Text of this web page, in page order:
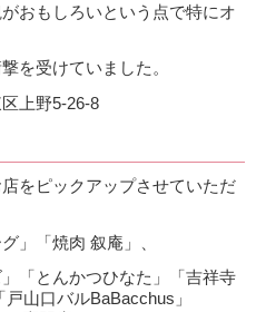
おもしろいという点で特にオ
を受けていました。
上野5-26-8
をピックアップさせていただ
」「焼肉 叙庵」、
「とんかつひなた」「吉祥寺
山口バルBaBacchus」